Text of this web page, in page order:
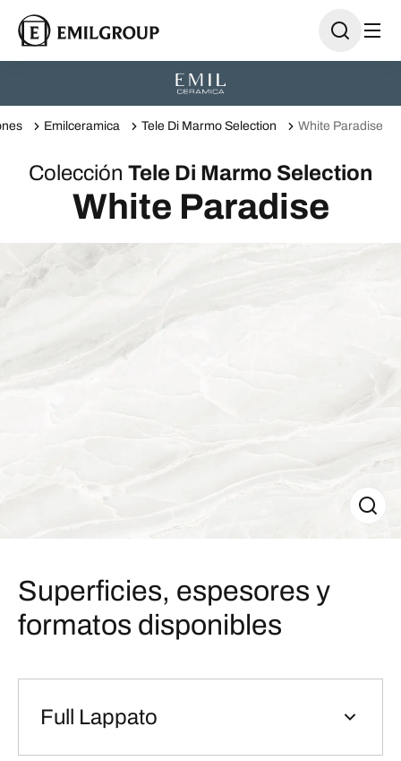
Emilceramica Tele Di Marmo Selection White Paradise
Colección Tele Di Marmo Selection
White Paradise
Superficies, espesores y
formatos disponibles
Full Lappato